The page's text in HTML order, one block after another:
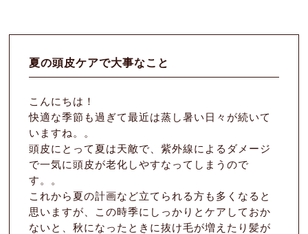
Product
Blog
News
Voice
Q&A
夏の頭皮ケアで大事なこと
こんにちは！
快適な季節も過ぎて最近は蒸し暑い日々が続いて
いますね。。
頭皮にとって夏は天敵で、紫外線によるダメージ
で一気に頭皮が老化しやすなってしまうので
す。。
これから夏の計画など立てられる方も多くなると
思いますが、この時季にしっかりとケアしておか
ないと、秋になったときに抜け毛が増えたり髪が